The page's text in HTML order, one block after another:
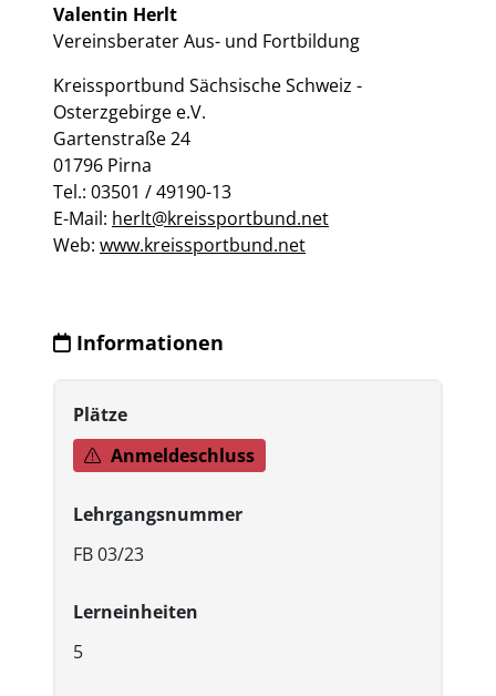
Valentin Herlt
Vereinsberater Aus- und Fortbildung
Kreissportbund Sächsische Schweiz -
Osterzgebirge e.V.
Gartenstraße 24
01796 Pirna
Tel.: 03501 / 49190-13
E-Mail: herlt@kreissportbund.net
Web: www.kreissportbund.net
Informationen
Plätze
Anmeldeschluss
Lehrgangsnummer
FB 03/23
Lerneinheiten
5